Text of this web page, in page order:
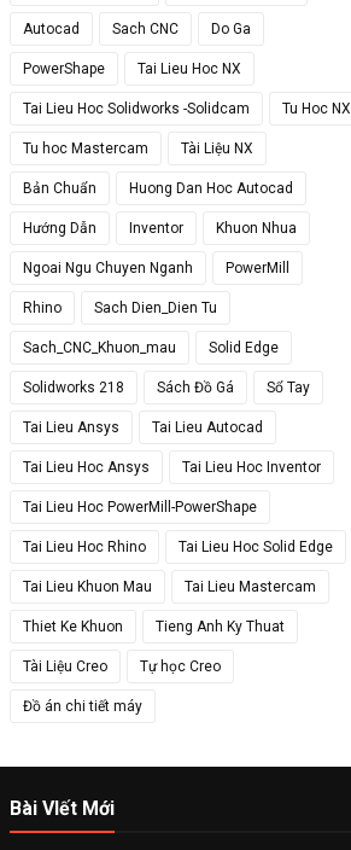
Autocad Sach CNC Do Ga
PowerShape Tai Lieu Hoc NX
Tai Lieu Hoc Solidworks -Solidcam Tu Hoc NX
Tu hoc Mastercam Tài Liệu NX
Bản Chuẩn Huong Dan Hoc Autocad
Hướng Dẫn Inventor Khuon Nhua
Ngoai Ngu Chuyen Nganh PowerMill
Rhino Sach Dien_Dien Tu
Sach_CNC_Khuon_mau Solid Edge
Solidworks 218 Sách Đồ Gá Sổ Tay
Tai Lieu Ansys Tai Lieu Autocad
Tai Lieu Hoc Ansys Tai Lieu Hoc Inventor
Tai Lieu Hoc PowerMill-PowerShape
Tai Lieu Hoc Rhino Tai Lieu Hoc Solid Edge
Tai Lieu Khuon Mau Tai Lieu Mastercam
Thiet Ke Khuon Tieng Anh Ky Thuat
Tài Liệu Creo Tự học Creo
Đồ án chi tiết máy
Bài VIết Mới